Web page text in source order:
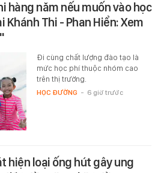
hàng năm nếu muốn vào học
Thi - Phan Hiển: Xem
Đi cùng chất lượng đào tạo là
mức học phí thuộc nhóm cao
trên thị trường.
HỌC ĐƯỜNG - 6 giờ trước
hiện loại ống hút gây ung